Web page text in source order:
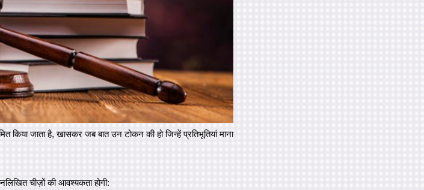
किया जाता है, खासकर जब बात उन टोकन की हो जिन्हें प्रतिभूतियां माना
चीज़ों की आवश्यकता होगी: